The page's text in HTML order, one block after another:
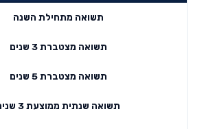
תשואה מתחילת השנה
תשואה מצטברת 3 שנים
תשואה מצטברת 5 שנים
תשואה שנתית ממוצעת 3 שנים